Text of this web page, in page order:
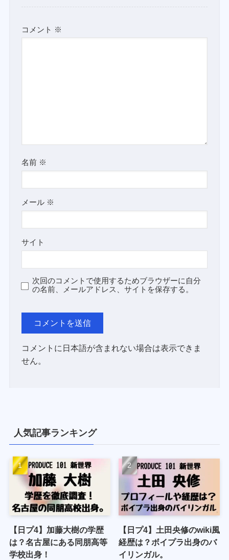
コメント ※
名前 ※
メール ※
サイト
次回のコメントで使用するためブラウザーに自分
の名前、メールアドレス、サイトを保存する。
コメントに日本語が含まれない場合は表示できま
せん。
人気記事ランキング
【日プ4】加藤大樹の学歴
は？名古屋にある同朋高等
学校出身！
【日プ4】土田央修のwiki風
経歴は？ボイプラ出身のバ
イリンガル。